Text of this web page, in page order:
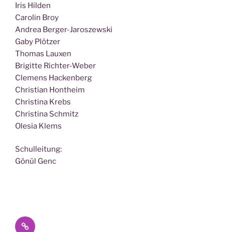
Iris Hilden
Caro­lin Broy
Andrea Berger-Jaroszewski
Gaby Plötzer
Tho­mas Lauxen
Bri­git­te Richter-Weber
Cle­mens Hackenberg
Chris­ti­an Hontheim
Chris­ti­na Krebs
Chris­ti­na Schmitz
Ole­sia Klems
Schul­lei­tung:
Gönül Genc
Datenschutz